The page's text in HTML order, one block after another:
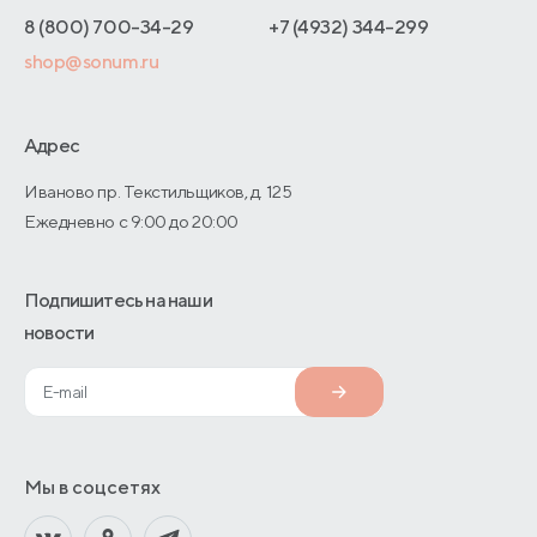
Адреса магазинов
Договор-оферты
Оптовые продажи
О производстве
8 (800) 700-34-29
+7 (4932) 344-299
shop@sonum.ru
Адрес
Иваново пр. Текстильщиков, д. 125
Ежедневно с 9:00 до 20:00
Подпишитесь на наши
новости
Мы в соцсетях